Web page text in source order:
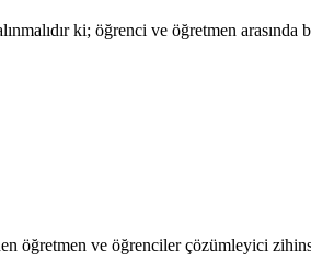
ki; öğrenci ve öğretmen
öğretmen ve öğrenciler çözümleyici